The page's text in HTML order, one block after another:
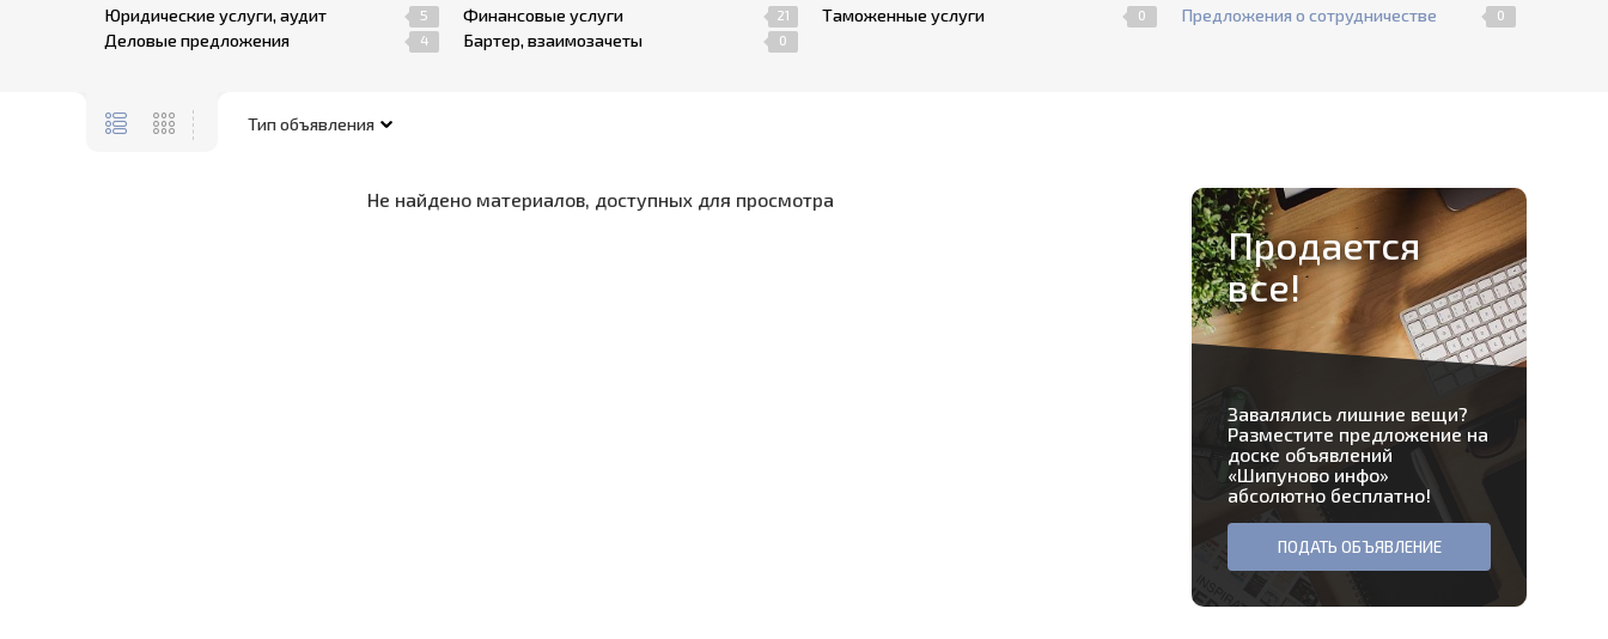
Юридические услуги, аудит 5 Финансовые услуги 21 Таможенные услуги 0 Предложения о сотрудничестве 0
Деловые предложения 4 Бартер, взаимозачеты 0
Не найдено материалов, доступных для просмотра
Продается
все!
Завалялись лишние вещи?
Разместите предложение на
доске объявлений
«Шипуново инфо»
абсолютно бесплатно!
ПОДАТЬ ОБЪЯВЛЕНИЕ